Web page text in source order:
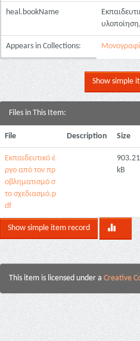
heal.bookName
Appears in Collections:
Show simple
Files in This Item:
File Description Size
Εκπαιδευτικό έ
ργο από τον πρ
οβληματισμό σ
το σχεδιασμό.p
df
903.21
kB
Show simple item record
This item is licensed under a Creative